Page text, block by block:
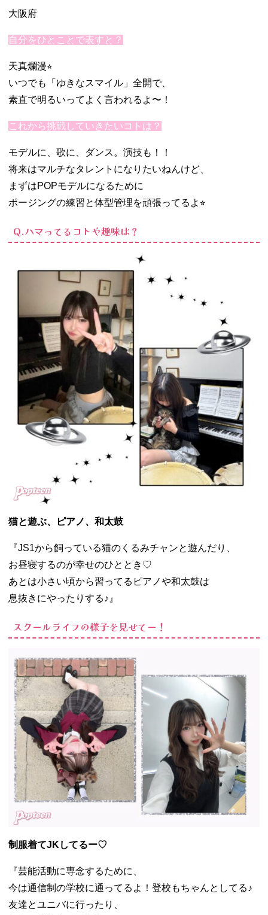
大阪府
自分をひとことで表すと？
天真爛漫⭐︎
いつでも「ゆきなスマイル」全開で、
素直で明るいってよく言われるよ〜！
これから挑戦していきたいコトは？
モデルに、歌に、ダンス。演技も！！
将来はマルチなタレントになりたいねんけど、
まずはPOPモデルになるために
ポージングの練習と体型管理を頑張ってるよ⭐︎
Q.ハマってるコトや趣味は？
猫と遊ぶ、ピアノ、和太鼓
『JS1から飼っている猫のくるみチャンと遊んだり、
お昼寝するのが幸せのひととき♡
あとは小さい頃から習ってるピアノや和太鼓は
息抜きにやったりする♪』
スクールライフの様子を見せてー！
制服着てJKしてるー♡
『芸能活動に専念するために、
今は通信制の学校に通ってるよ！登校もちゃんとしてる♪
友達とユニバに行ったり、